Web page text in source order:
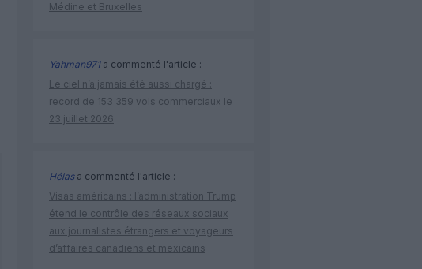
Médine et Bruxelles
Yahman971a commenté l'article :
Le ciel n’a jamais été aussi chargé :
record de 153 359 vols commerciaux le
23 juillet 2026
Hélasa commenté l'article :
Visas américains : l’administration Trump
étend le contrôle des réseaux sociaux
aux journalistes étrangers et voyageurs
d’affaires canadiens et mexicains